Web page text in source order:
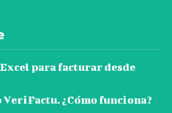
para facturar desde
¿Cómo funciona?